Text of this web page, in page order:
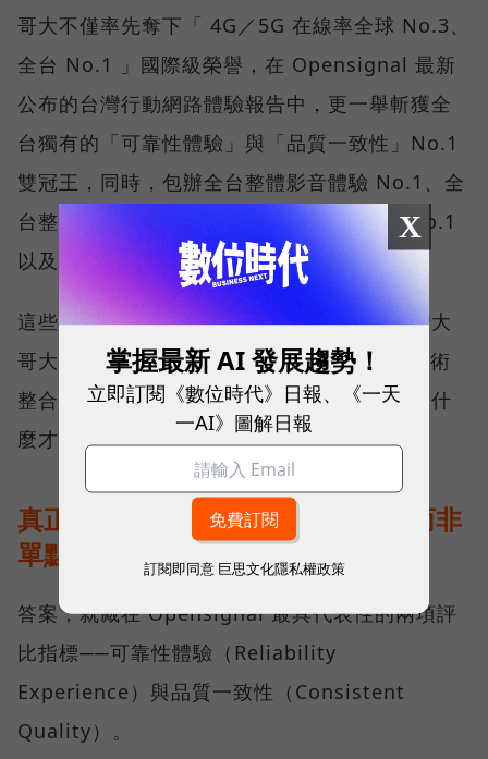
哥大不僅率先奪下「 4G／5G 在線率全球 No.3、
全台 No.1 」國際級榮譽，在 Opensignal 最新
公布的台灣行動網路體驗報告中，更一舉斬獲全
台獨有的「可靠性體驗」與「品質一致性」No.1
雙冠王，同時，包辦全台整體影音體驗 No.1、全
台整體語音體驗 No.1、全台 5G 語音體驗 No.1
以及全台網路在線率 No.1 多項榮譽。
這些獎項反映的不只是網路順暢，更代表台灣大
哥大長期投入頻譜布局、基地台建設與 5G 技術
整合所累積的成果，也讓外界重新思考：究竟什
麼才是真正的好網路？
真正的好網路，比的是長期穩定、而非
單點測速
答案，就藏在 Opensignal 最具代表性的兩項評
比指標──可靠性體驗（Reliability
Experience）與品質一致性（Consistent
Quality）。
X
掌握最新 AI 發展趨勢！
立即訂閱《數位時代》日報、《一天
一AI》圖解日報
訂閱即同意 巨思文化隱私權政策